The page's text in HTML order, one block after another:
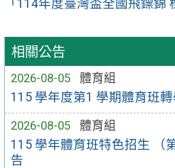
相關公告
2026-08-05
體育組
115 學年度第1 學期體育班
2026-08-05
體育組
115 學年體育班特色招生 （
告
「114年度臺灣盃全國飛鏢錦